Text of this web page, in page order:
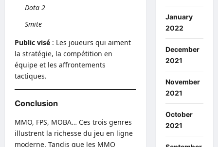
Dota 2
Smite
Public visé : Les joueurs qui aiment
la stratégie, la compétition en
équipe et les affrontements
tactiques.
Conclusion
MMO, FPS, MOBA… Ces trois genres
illustrent la richesse du jeu en ligne
moderne. Tandis que les MMO
January
2022
December
2021
November
2021
October
2021